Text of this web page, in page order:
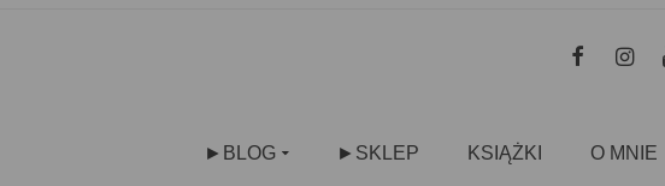
►BLOG ►SKLEP KSIĄŻKI O MNIE